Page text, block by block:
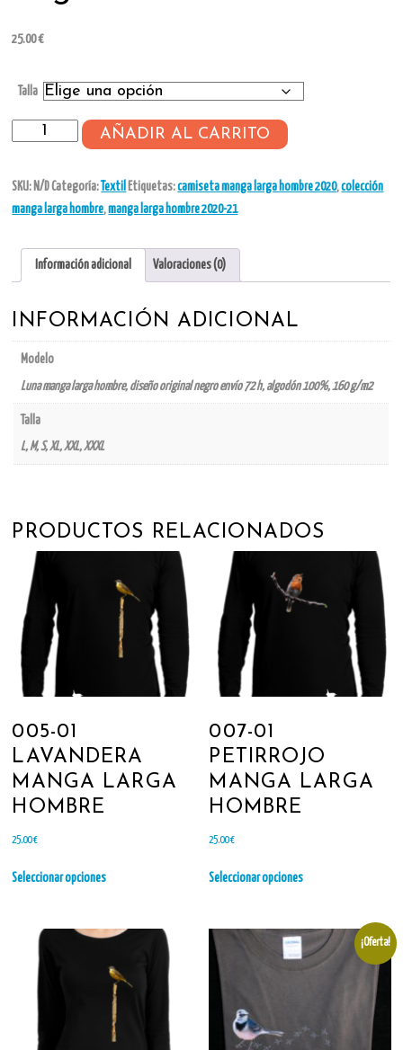
25.00€
Talla
larga
cantidad
AÑADIR AL CARRITO
SKU: N/DCategoría: Textil Etiquetas:camiseta manga larga hombre 2020,colección
manga larga hombre,manga larga hombre 2020-21
Información adicional Valoraciones (0)
INFORMACIÓN ADICIONAL
Modelo
Luna manga larga hombre, diseño original negro envío 72 h, algodón 100%, 160 g/m2
Talla
L, M, S, XL, XXL, XXXL
PRODUCTOS RELACIONADOS
005-01
LAVANDERA
MANGA LARGA
HOMBRE
25.00€
Seleccionar opcionesproducto
variantes.
opciones
se
pueden
elegir
007-01
PETIRROJO
MANGA LARGA
HOMBRE
25.00€
Seleccionar opcionesproducto
variantes.
Las
elegir
¡Oferta!